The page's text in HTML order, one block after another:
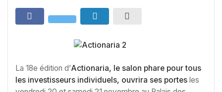
La 18e édition d’Actionaria, le salon phare pour tous
les investisseurs individuels, ouvrira ses portes les